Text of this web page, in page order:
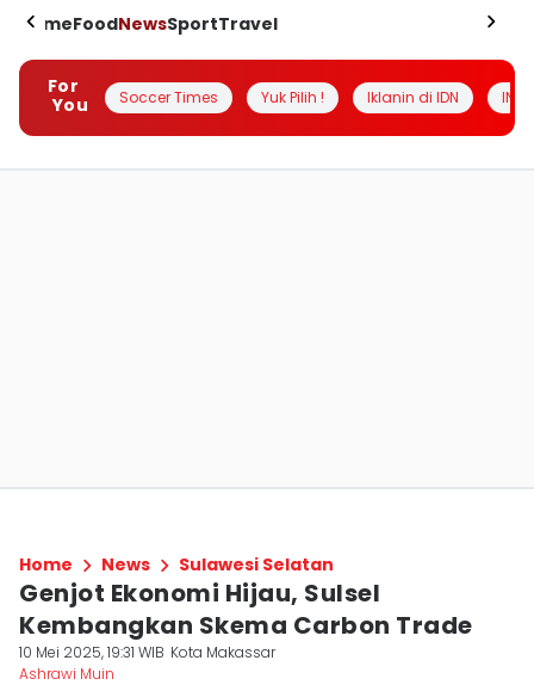
HomeFoodNewsSportTravel
For
You
Soccer Times Yuk Pilih ! Iklanin di IDN
Home News Sulawesi Selatan
Genjot Ekonomi Hijau, Sulsel
Kembangkan Skema Carbon Trade
10 Mei 2025, 19:31 WIB Kota Makassar
Ashrawi Muin